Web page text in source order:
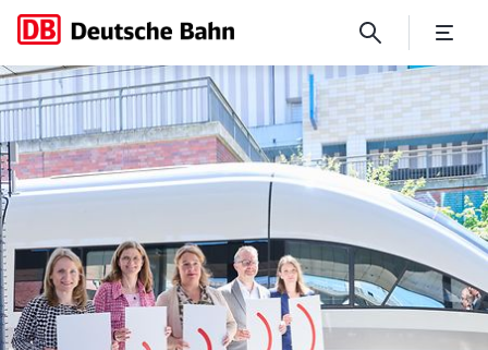
Arbeiten und Streamen mit